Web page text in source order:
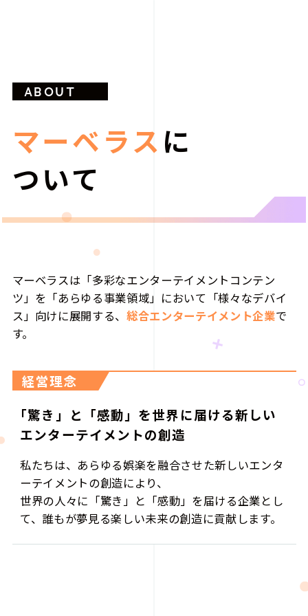
ABOUT
マーベラスに
ついて
マーベラスは「多彩なエンターテイメントコンテン
ツ」を「あらゆる事業領域」において「様々なデバイ
ス」向けに展開する、総合エンターテイメント企業で
す。
経営理念
「驚き」と「感動」を世界に届ける新しい
エンターテイメントの創造
私たちは、あらゆる娯楽を融合させた新しいエンタ
ーテイメントの創造により、
世界の人々に「驚き」と「感動」を届ける企業とし
て、誰もが夢見る楽しい未来の創造に貢献します。